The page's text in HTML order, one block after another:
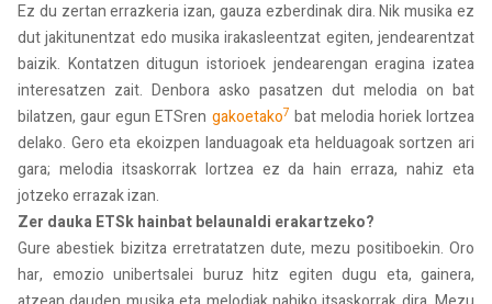
Ez du zertan errazkeria izan, gauza ezberdinak dira. Nik musika ez
dut jakitunentzat edo musika irakasleentzat egiten, jendearentzat
baizik. Kontatzen ditugun istorioek jendearengan eragina izatea
interesatzen zait. Denbora asko pasatzen dut melodia on bat
bilatzen, gaur egun ETSren gakoetako7 bat melodia horiek lortzea
delako. Gero eta ekoizpen landuagoak eta helduagoak sortzen ari
gara; melodia itsaskorrak lortzea ez da hain erraza, nahiz eta
jotzeko errazak izan.
Zer dauka ETSk hainbat belaunaldi erakartzeko?
Gure abestiek bizitza erretratatzen dute, mezu positiboekin. Oro
har, emozio unibertsalei buruz hitz egiten dugu eta, gainera,